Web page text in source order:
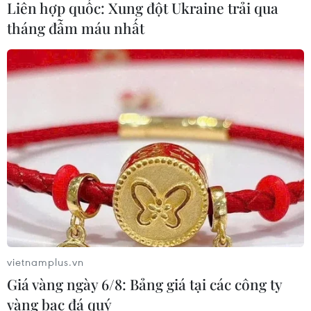
đường ĐH80
03/08/2026 11:52
Xem thêm
CƠ QUAN CHỦ QUẢN: THÔNG TẤN XÃ VIỆT NAM
Tổng Biên tập: TRẦN TIẾN DUẨN
Phó Tổng Biên tập: NGUYỄN THỊ TÁM, KHÚC THANH
THỦY
Sở hữu trí tuệ
Quy định sử dụng
Liên hợp quốc: Xung đột Ukraine trải qua
tháng đẫm máu nhất
vietnamplus.vn
Giá vàng ngày 6/8: Bảng giá tại các công ty
vàng bạc đá quý